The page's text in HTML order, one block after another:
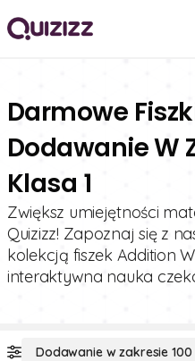
Darmowe
Dodawanie W
Klasa 1
Zwiększ umiejętności
Quizizz! Zapoznaj się z
kolekcją fiszek Addition
interaktywna nauka
Dodawanie w zakresie 100